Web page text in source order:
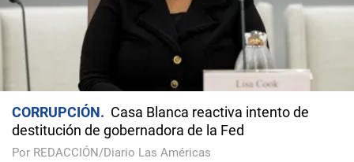
CORRUPCIÓN
Casa Blanca reactiva intento de
destitución de gobernadora de la Fed
Por REDACCIÓN/Diario Las Américas